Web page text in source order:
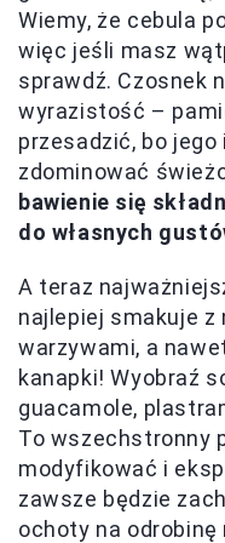
Wiemy, że cebula
więc jeśli masz
sprawdź. Czosnek
wyrazistość –
przesadzić, bo
zdominować
bawienie się
do własnych
A teraz
najlepiej smakuje
warzywami, a
kanapki! Wyobraź
guacamole,
To wszechstronny
modyfikować i
zawsze będzie
ochoty na